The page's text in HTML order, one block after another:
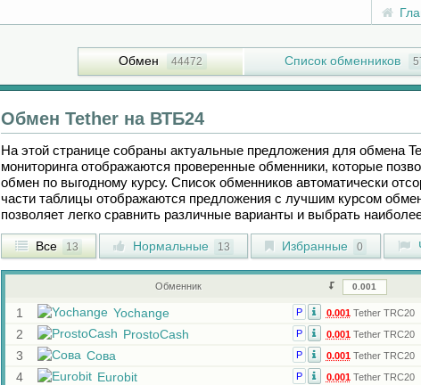
Обмен 44472 Список обменников
Обмен Tetherна ВТБ24
На этой странице собраны актуальные предложения для обмена
мониторинга отображаются проверенные обменники, которые
обмен по выгодному курсу. Список обменников автоматически
части таблицы отображаются предложения с лучшим курсом
позволяет легко сравнить различные варианты и выбрать
Все 13 Нормальные 13 Избранные 0
Обменник
1 Yochange Р 0.001Tether TRC20
2 ProstoCash Р 0.001Tether TRC20
3 Сова Р 0.001Tether TRC20
4 Eurobit Р 0.001Tether TRC20